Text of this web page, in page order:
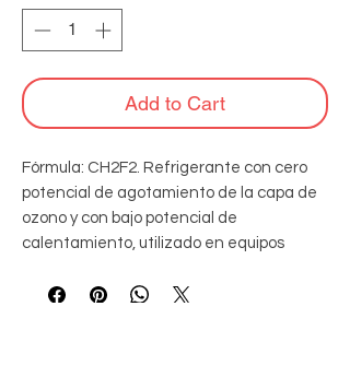
Add to Cart
Fórmula: CH2F2. Refrigerante con cero
potencial de agotamiento de la capa de
ozono y con bajo potencial de
calentamiento, utilizado en equipos
de alta eficiencia.